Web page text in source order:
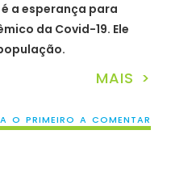
a esperança para
da Covid-19. Ele
MAIS >
O PRIMEIRO A COMENTAR